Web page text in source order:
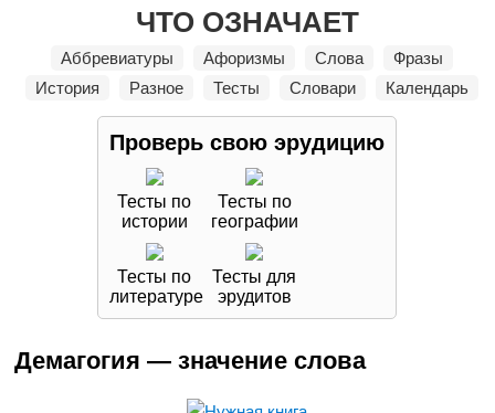
ЧТО ОЗНАЧАЕТ
Аббревиатуры Афоризмы Слова
Фразы
История
Разное Тесты Словари Календарь
Проверь свою эрудицию
Тесты по
истории
Тесты по
географии
Тесты по
литературе
Тесты для
эрудитов
Демагогия — значение слова